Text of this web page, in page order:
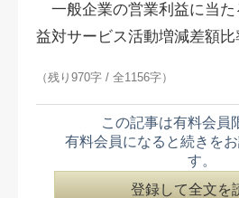
一般企業の営業利益に当た
益対サービス活動増減差額比
（残り970字 / 全1156字）
この記事は有料会員
有料会員になると続きを
す。
登録して全文を